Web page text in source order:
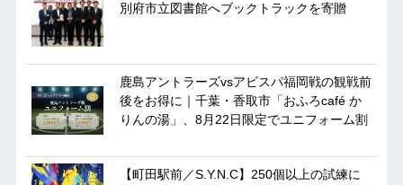
別府市立図書館へブックトラックを寄贈
鹿島アントラーズvsアビスパ福岡戦の観戦前
後をお得に｜千葉・香取市「おふろcafé か
りんの湯」、8月22日限定でユニフォーム割
【町田駅前／S.Y.N.C】250個以上の試練に